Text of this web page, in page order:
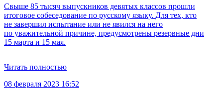
Свыше 85 тысяч выпускников девятых классов прошли
итоговое собеседование по русскому языку. Для тех, кто
не завершил испытание или не явился на него
по уважительной причине, предусмотрены резервные дни
15 марта и 15 мая.
Читать полностью
08 февраля 2023 16:52